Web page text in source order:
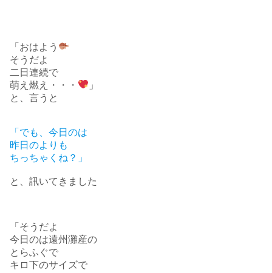
「おはよう
そうだよ
二日連続で
萌え燃え・・・
」
と、言うと
「でも、今日のは
昨日のよりも
ちっちゃくね？」
と、訊いてきました
「そうだよ
今日のは遠州灘産の
とらふぐで
キロ下のサイズで